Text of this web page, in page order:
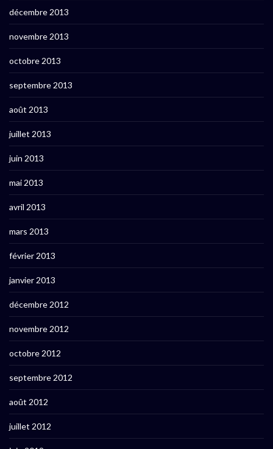
décembre 2013
novembre 2013
octobre 2013
septembre 2013
août 2013
juillet 2013
juin 2013
mai 2013
avril 2013
mars 2013
février 2013
janvier 2013
décembre 2012
novembre 2012
octobre 2012
septembre 2012
août 2012
juillet 2012